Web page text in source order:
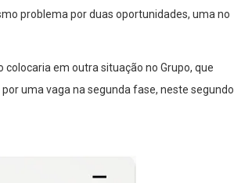
problema por duas oportunidades, uma no
colocaria em outra situação no Grupo, que
uma vaga na segunda fase, neste segundo